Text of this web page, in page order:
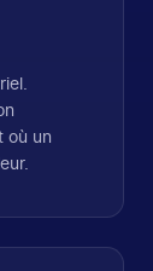
où un